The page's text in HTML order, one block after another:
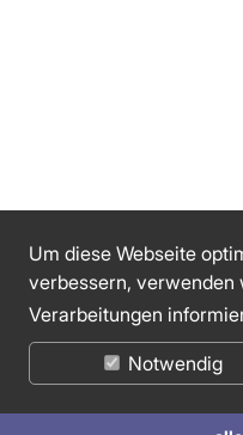
Um diese Webseite
verbessern, verwenden
Verarbeitungen
Notwendig